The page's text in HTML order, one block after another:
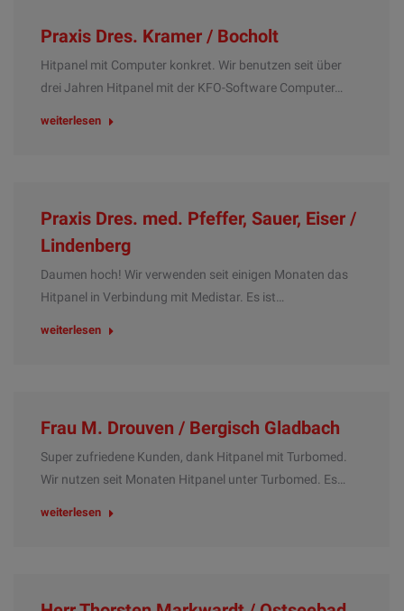
Praxis Dres. Kramer / Bocholt
Hitpanel mit Computer konkret. Wir benutzen seit über
drei Jahren Hitpanel mit der KFO-Software Computer…
weiterlesen
Praxis Dres. med. Pfeffer, Sauer, Eiser /
Lindenberg
Daumen hoch! Wir verwenden seit einigen Monaten das
Hitpanel in Verbindung mit Medistar. Es ist…
weiterlesen
Frau M. Drouven / Bergisch Gladbach
Super zufriedene Kunden, dank Hitpanel mit Turbomed.
Wir nutzen seit Monaten Hitpanel unter Turbomed. Es…
weiterlesen